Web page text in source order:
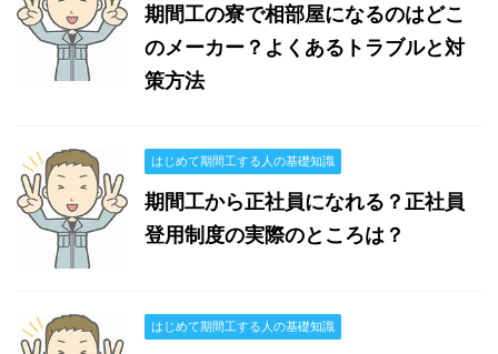
期間工の寮で相部屋になるのはどこ
のメーカー？よくあるトラブルと対
策方法
はじめて期間工する人の基礎知識
期間工から正社員になれる？正社員
登用制度の実際のところは？
はじめて期間工する人の基礎知識